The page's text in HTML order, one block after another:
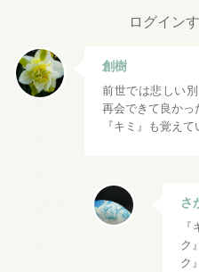
ログイン
創樹
前世では悲しい
再会できて良かっ
『キミ』も覚え
さ
ク
ク